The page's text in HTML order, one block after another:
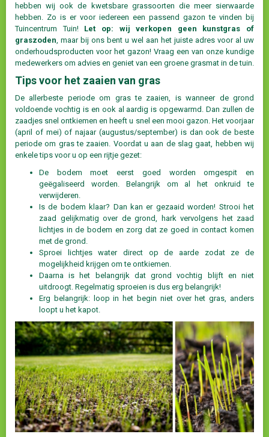
hebben wij ook de kwetsbare grassoorten die meer sierwaarde
hebben. Zo is er voor iedereen een passend gazon te vinden bij
Tuincentrum Tuin! Let op: wij verkopen geen kunstgras of
graszoden , maar bij ons bent u wel aan het juiste adres voor al uw
onderhoudsproducten voor het gazon! Vraag een van onze kundige
medewerkers om advies en geniet van een groene grasmat in de tuin.
Tips voor het zaaien van gras
De allerbeste periode om gras te zaaien, is wanneer de grond
voldoende vochtig is en ook al aardig is opgewarmd. Dan zullen de
zaadjes snel ontkiemen en heeft u snel een mooi gazon. Het voorjaar
(april of mei) of najaar (augustus/september) is dan ook de beste
periode om gras te zaaien. Voordat u aan de slag gaat, hebben wij
enkele tips voor u op een rijtje gezet:
De bodem moet eerst goed worden omgespit en
geëgaliseerd worden. Belangrijk om al het onkruid te
verwijderen.
Is de bodem klaar? Dan kan er gezaaid worden! Strooi het
zaad gelijkmatig over de grond, hark vervolgens het zaad
lichtjes in de bodem en zorg dat ze goed in contact komen
met de grond.
Sproei lichtjes water direct op de aarde zodat ze de
mogelijkheid krijgen om te ontkiemen.
Daarna is het belangrijk dat grond vochtig blijft en niet
uitdroogt. Regelmatig sproeien is dus erg belangrijk!
Erg belangrijk: loop in het begin niet over het gras, anders
loopt u het kapot.